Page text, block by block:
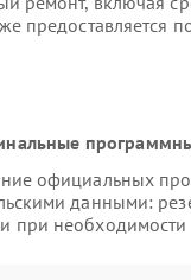
предоставляется
официальных
данными:
при необходимости